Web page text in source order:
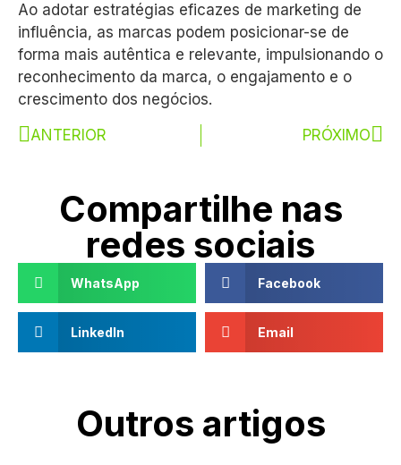
Ao adotar estratégias eficazes de marketing de
influência, as marcas podem posicionar-se de
forma mais autêntica e relevante, impulsionando o
reconhecimento da marca, o engajamento e o
crescimento dos negócios.
ANTERIOR
PRÓXIMO
Compartilhe nas
redes sociais
WhatsApp Facebook
LinkedIn Email
Outros artigos